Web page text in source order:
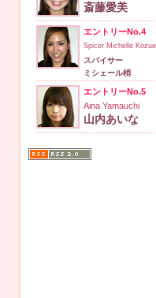
斎藤愛美
エントリーNo.4
Spicer Michelle Kozue
スパイサー
ミシェール梢
エントリーNo.5
Aina Yamauchi
山内あいな